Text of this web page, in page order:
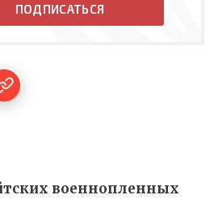
ПОДПИСАТЬСЯ
военнопленных